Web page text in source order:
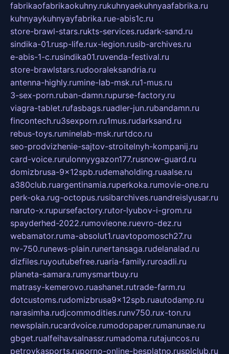
fabrikaofabrikaokuhny.rukuhnyaekuhnyaafabrika.ru
kuhnyaykuhnyayfabrika.rue-abis1c.ru
store-brawl-stars.rukts-services.rudark-sand.ru
sindika-01.rusp-life.rux-legion.rusib-archives.ru
e-abis-1-c.rusindika01.ruvenda-festival.ru
store-brawlstars.rudooraleksandria.ru
antenna-highly.rumine-lab-msk.ru1-mus.ru
3-sex-porn.ruban-damn.rupurse-factory.ru
viagra-tablet.rufasbags.ruadler-jun.rubandamn.ru
fincontech.ru3sexporn.ru1mus.rudarksand.ru
rebus-toys.ruminelab-msk.rurtdco.ru
seo-prodvizhenie-sajtov-stroitelnyh-kompanij.ru
card-voice.rurulonnyygazon177.rusnow-guard.ru
domizbrusa-9x12spb.rudemaholding.ruaalse.ru
a380club.ruargentinamia.ruperkoka.rumovie-one.ru
perk-oka.rug-octopus.rusibarchives.ruandreislyusar.ru
naruto-x.rupursefactory.rutor-lyubov-i-grom.ru
spayderhed-2022.rumovieone.ruevro-dez.ru
webamator.ruma-absolut1.ruavtopomosch27.ru
nv-750.runews-plain.runertansaga.rudelanalad.ru
dizfiles.ruyoutubefree.ruaria-family.ruroadli.ru
planeta-samara.rumysmartbuy.ru
matrasy-kemerovo.ruashanet.rutrade-farm.ru
dotcustoms.rudomizbrusa9x12spb.ruautodamp.ru
narasimha.rudjcommodities.runv750.rux-ton.ru
newsplain.rucardvoice.rumodopaper.rumanunae.ru
gbget.rualfeihavsalnassr.rumadoma.rutajuncos.ru
petrovkasports.ruporno-online-besplatno.rusplclub.ru